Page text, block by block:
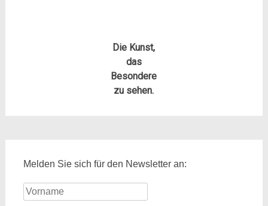
Die Kunst,
das
Besondere
zu sehen.
Melden Sie sich für den Newsletter an: